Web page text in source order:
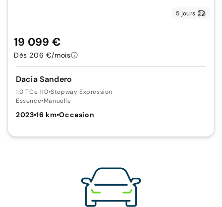
5 jours
Dacia Sandero
1.0 TCe 110•Stepway Expression
Essence•Manuelle
2023•16 km•Occasion
19 099 €
Dès 206 €/mois